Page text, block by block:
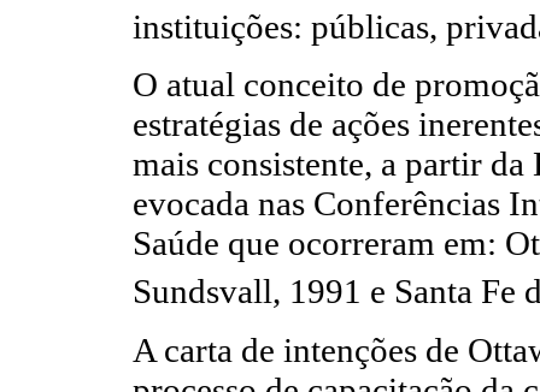
instituições: públicas,
O atual conceito de
estratégias de ações
mais consistente, a partir
evocada nas Conferências
Saúde que ocorreram em:
Sundsvall, 1991 e Santa Fe
A carta de intenções de